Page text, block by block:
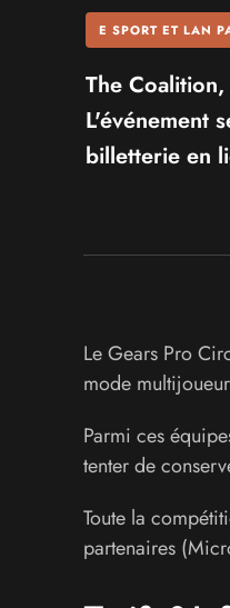
E SPORT ET LAN
The
L'événement
billetterie en
Le Gears Pro
mode
Parmi ces
tenter de
Toute la
partenaires